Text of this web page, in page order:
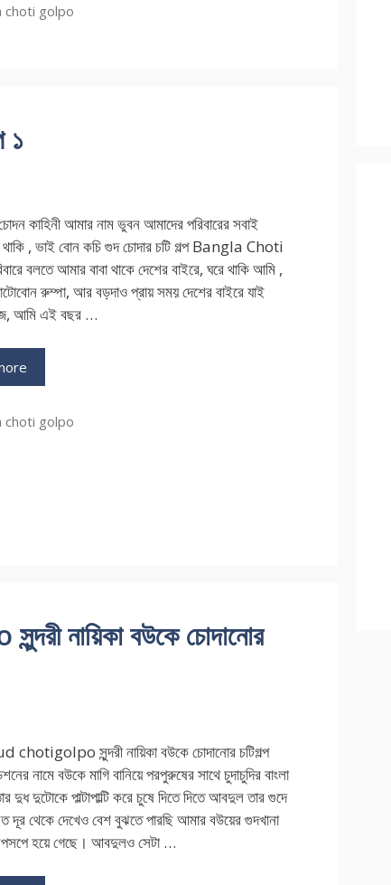
choti golpo
১
কাহিনী আমার নাম ভুবন আমাদের পরিবারের সবাই
, ভাই বোন কচি গুদ চোদার চটি গল্প Bangla Choti
বলতে আমার বাবা থাকে দেশের বাইরে, ঘরে থাকি আমি ,
রুম্পা, আর বড়দাও প্রায় সময় দেশের বাইরে যাই
আমি এই বছর …
choti golpo
নায়িকা বউকে চোদানোর
সুন্দরী নায়িকা বউকে চোদানোর চটিগল্প
নামে বউকে মাগি বানিয়ে পরপুরুষের সাথে চুদাচুদির বাংলা
দুধ দুটোকে পাল্টাপাল্টি করে চুষে দিতে দিতে আবদুল তার গুদে
দূর থেকে দেখেও বেশ বুঝতে পারছি আমার বউয়ের গুদখানা
হয়ে গেছে। আবদুলও সেটা …